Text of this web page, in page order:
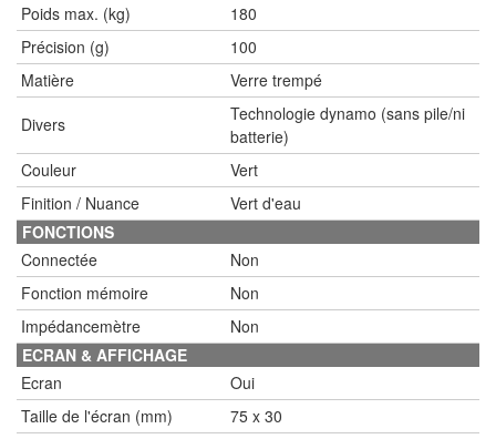
Poids max. (kg)
180
Précision (g)
100
Matière
Verre trempé
Divers
Technologie dynamo (sans pile/ni
batterie)
Couleur
Vert
Finition / Nuance
Vert d'eau
FONCTIONS
Connectée
Non
Fonction mémoire
Non
Impédancemètre
Non
ECRAN & AFFICHAGE
Ecran
Oui
Taille de l'écran (mm)
75 x 30